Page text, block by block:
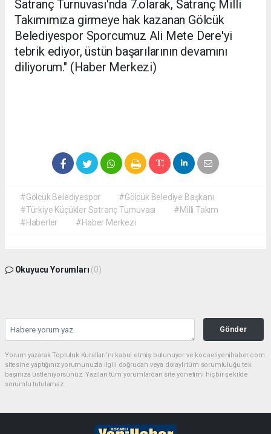
Satranç Turnuvası'nda 7.olarak, Satranç Milli
Takımımıza girmeye hak kazanan Gölcük
Belediyespor Sporcumuz Ali Mete Dere'yi
tebrik ediyor, üstün başarılarının devamını
diliyorum." (Haber Merkezi)
#Gölcük Belediyespor
#Gölcük Belediye Başkanı
#Türkiye Küçükler Satranç Turnuvası
#Milli Takım
#Haberler
#Haber Merkezi
Okuyucu Yorumları (0)
Gönder
Yorum yazarak Topluluk Kuralları’nı kabul etmiş bulunuyor ve kocaeliyenihaber.com
sitesine yaptığınız yorumunuzla ilgili doğrudan veya dolaylı tüm sorumluluğu tek
başınıza üstleniyorsunuz. Yazılan tüm yorumlardan site yönetimi hiçbir şekilde
sorumlu tutulamaz.